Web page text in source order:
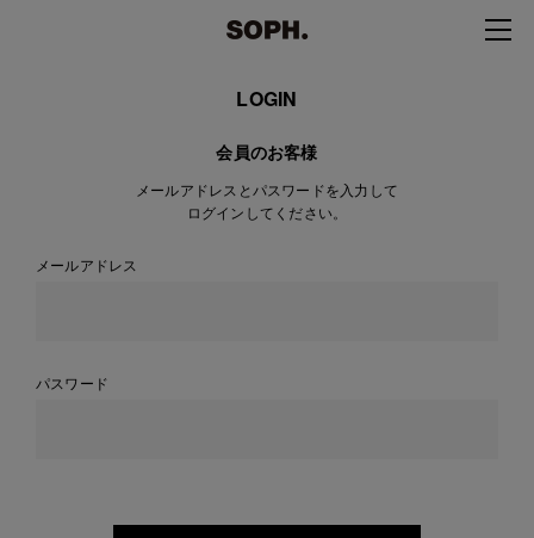
LOGIN
会員のお客様
メールアドレスとパスワードを入力して
ログインしてください。
メールアドレス
パスワード